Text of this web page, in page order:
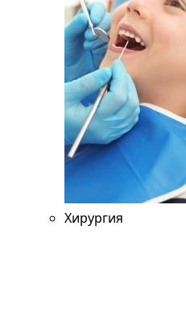
Хирургия